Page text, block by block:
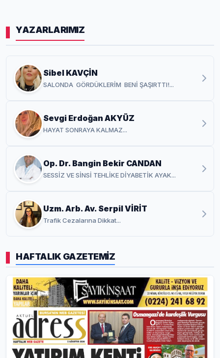
YAZARLARIMIZ
Sibel KAVÇİN
SALONDA GÖRDÜKLERİM BENİ ŞAŞIRTTI!...
Sevgi Erdoğan AKYÜZ
HAYAT SONRAYA KALMAZ...
Op. Dr. Bangin Bekir CANDAN
SESSİZ VE SİNSİ TEHLİKE DİYABETİK AYAK...
Uzm. Arb. Av. Serpil VİRİT
Trafik Cezalarına Dikkat...
HAFTALIK GAZETEMİZ